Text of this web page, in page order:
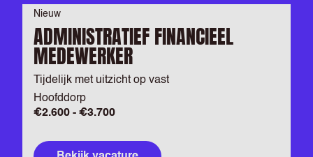
Nieuw
ADMINISTRATIEF FINANCIEEL
MEDEWERKER
Tijdelijk met uitzicht op vast
Hoofddorp
€2.600 - €3.700